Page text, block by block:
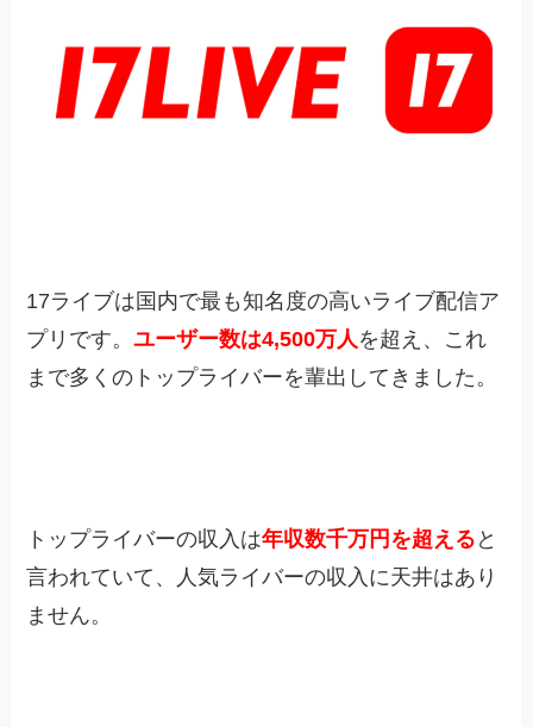
17ライブは国内で最も知名度の高いライブ配信ア
プリです。ユーザー数は4,500万人 を超え、これ
まで多くのトップライバーを輩出してきました。
トップライバーの収入は年収数千万円を超える と
言われていて、人気ライバーの収入に天井はあり
ません。